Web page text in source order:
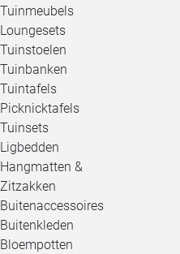
Tuinmeubels
Loungesets
Tuinstoelen
Tuinbanken
Tuintafels
Picknicktafels
Tuinsets
Ligbedden
Hangmatten &
Zitzakken
Buitenaccessoires
Buitenkleden
Bloempotten